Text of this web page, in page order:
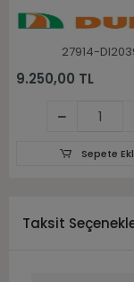
27914-
9.250,00 TL
Sepete
Taksit